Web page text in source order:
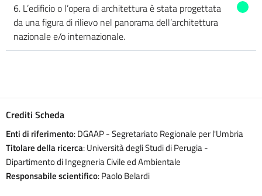
6. L’edificio o l’opera di architettura è stata progettata
da una figura di rilievo nel panorama dell’architettura
nazionale e/o internazionale.
Crediti Scheda
Enti di riferimento: DGAAP - Segretariato Regionale per l'Umbria
Titolare della ricerca: Università degli Studi di Perugia -
Dipartimento di Ingegneria Civile ed Ambientale
Responsabile scientifico: Paolo Belardi